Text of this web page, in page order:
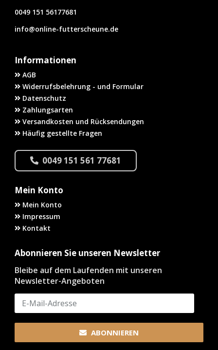
0049 151 56177681
info@online-futterscheune.de
Informationen
AGB
Widerrufsbelehrung - und Formular
Datenschutz
Zahlungsarten
Versandkosten und Rücksendungen
Häufig gestellte Fragen
0049 151 561 77681
Mein Konto
Mein Konto
Impressum
Kontakt
Abonnieren Sie unseren Newsletter
Bleibe auf dem Laufenden mit unseren
Newsletter-Angeboten
ABONNIEREN